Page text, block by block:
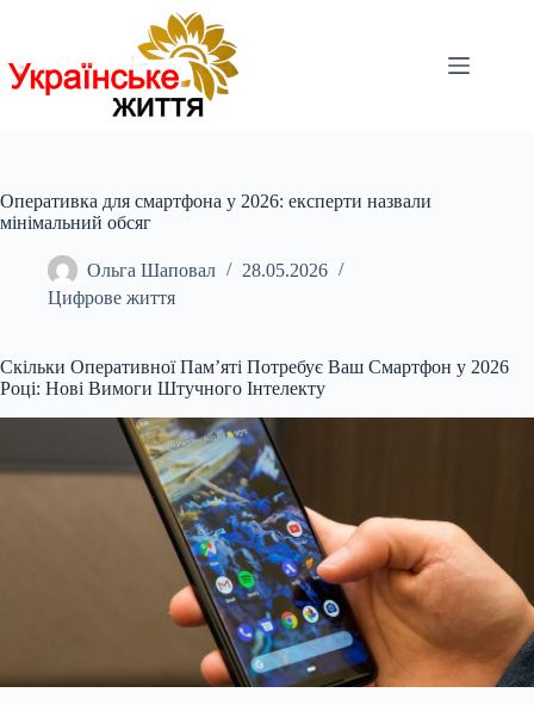
Оперативка для смартфона у 2026: експерти назвали
мінімальний обсяг
Ольга Шаповал
28.05.2026
Цифрове життя
Скільки Оперативної Пам’яті Потребує Ваш Смартфон у 2026
Році: Нові Вимоги Штучного Інтелекту